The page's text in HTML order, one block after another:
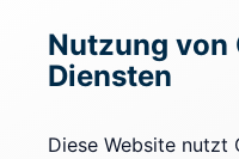
Rechtliches
Impressum
Nutzung von
Diensten
Diese Website nutzt